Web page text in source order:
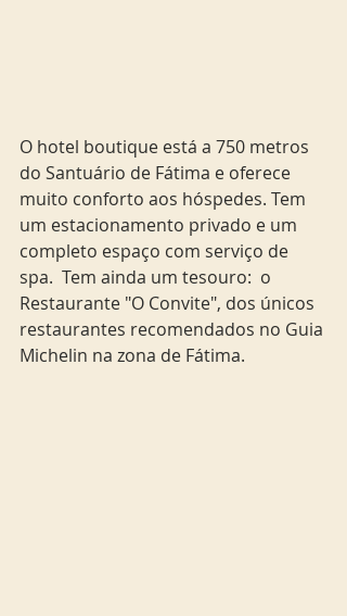
O hotel boutique está a 750 metros
do Santuário de Fátima e oferece
muito conforto aos hóspedes. Tem
um estacionamento privado e um
completo espaço com serviço de
spa.  Tem ainda um tesouro:  o
Restaurante "O Convite", dos únicos
restaurantes recomendados no Guia
Michelin na zona de Fátima.